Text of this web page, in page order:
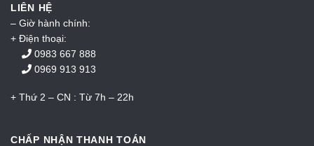
LIÊN HỆ
– Giờ hành chính:
+ Điện thoại:
0983 667 888
0969 913 913
+ Thứ 2 – CN : Từ 7h – 22h
CHẤP NHẬN THANH TOÁN